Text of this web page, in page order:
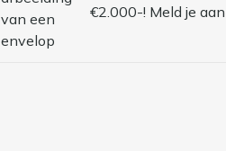
€2.000-! Meld je